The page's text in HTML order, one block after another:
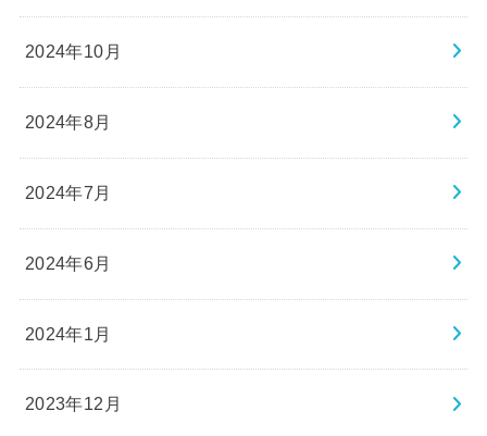
2024年10月
2024年8月
2024年7月
2024年6月
2024年1月
2023年12月